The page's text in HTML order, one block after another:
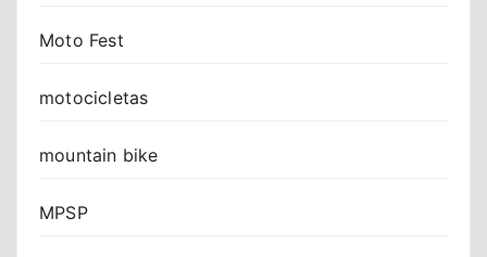
Moto Fest
motocicletas
mountain bike
MPSP